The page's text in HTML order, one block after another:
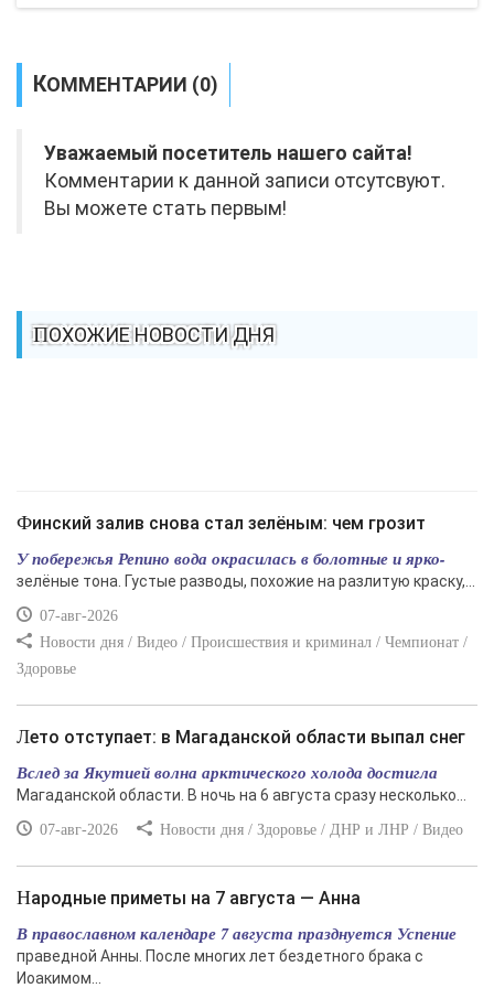
КОММЕНТАРИИ (0)
Уважаемый посетитель нашего сайта!
Комментарии к данной записи отсутсвуют.
Вы можете стать первым!
ПОХОЖИЕ НОВОСТИ ДНЯ
Финский залив снова стал зелёным: чем грозит
У побережья Репино вода окрасилась в болотные и ярко-
зелёные тона. Густые разводы, похожие на разлитую краску,...
07-авг-2026
Новости дня / Видео / Происшествия и криминал / Чемпионат /
Здоровье
Лето отступает: в Магаданской области выпал снег
Вслед за Якутией волна арктического холода достигла
Магаданской области. В ночь на 6 августа сразу несколько...
07-авг-2026 Новости дня / Здоровье / ДНР и ЛНР / Видео
Народные приметы на 7 августа — Анна
В православном календаре 7 августа празднуется Успение
праведной Анны. После многих лет бездетного брака с
Иоакимом...